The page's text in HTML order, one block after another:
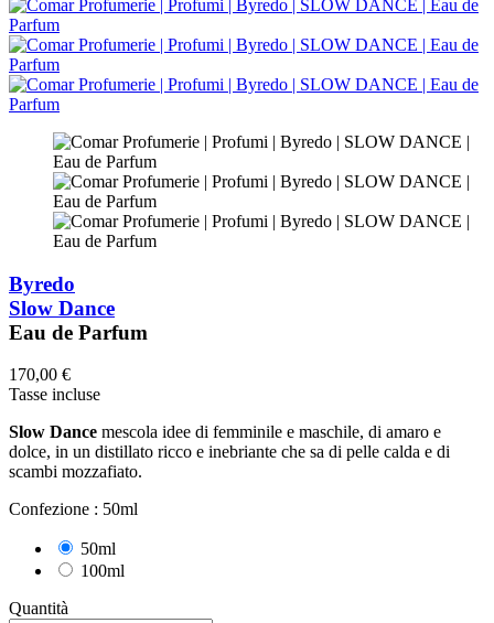
Byredo
Slow Dance
Eau de Parfum
170,00 €
Tasse incluse
Slow Dance mescola idee di femminile e maschile, di amaro e
dolce, in un distillato ricco e inebriante che sa di pelle calda e di
scambi mozzafiato.
Confezione : 50ml
50ml
100ml
Quantità